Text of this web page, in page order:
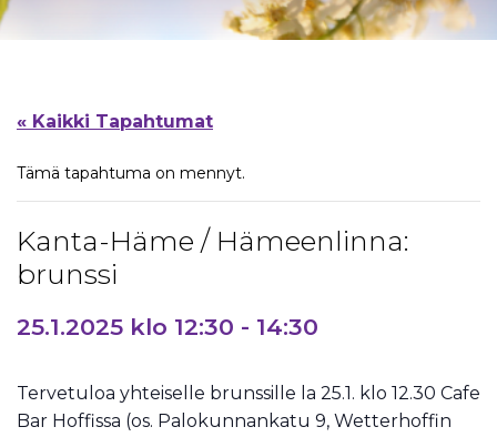
« Kaikki Tapahtumat
Tämä tapahtuma on mennyt.
Kanta-Häme / Hämeenlinna:
brunssi
25.1.2025 klo 12:30 - 14:30
Tervetuloa yhteiselle brunssille la 25.1. klo 12.30 Cafe
Bar Hoffissa (os. Palokunnankatu 9, Wetterhoffin